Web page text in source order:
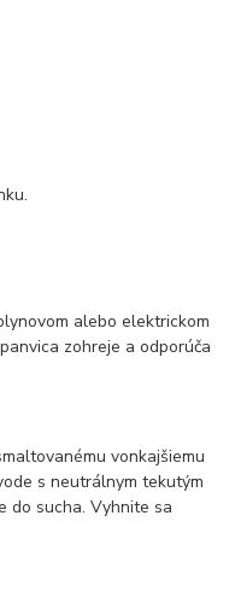
alebo elektrickom
zohreje a odporúča
vonkajšiemu
s neutrálnym tekutým
do sucha. Vyhnite sa